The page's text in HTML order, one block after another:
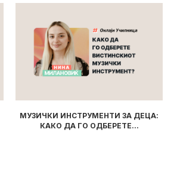
ПАРЕНТИФИКАЦИЈА: КОГА ДЕТЕТО
СТАНУВА „РОДИТЕЛ“